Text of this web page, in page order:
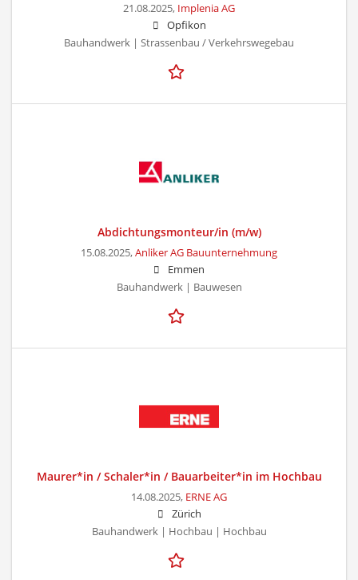
21.08.2025, Implenia AG
Opfikon
Bauhandwerk | Strassenbau / Verkehrswegebau
Abdichtungsmonteur/in (m/w)
15.08.2025,Anliker AG Bauunternehmung
Emmen
Bauhandwerk | Bauwesen
Maurer*in / Schaler*in / Bauarbeiter*in im Hochbau
14.08.2025, ERNE AG
Zürich
Bauhandwerk | Hochbau | Hochbau